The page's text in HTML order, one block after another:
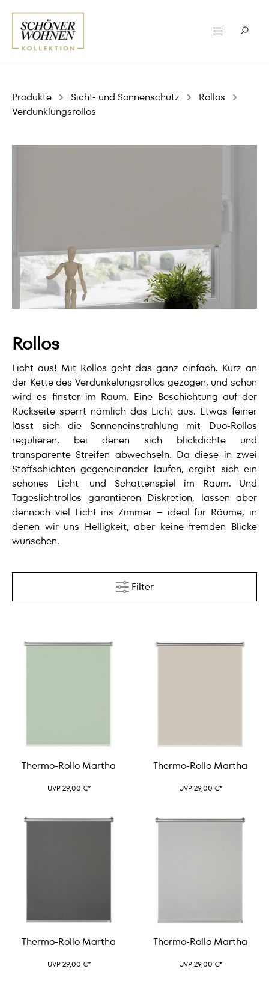
Produkte Sicht- und Sonnenschutz
Rollos
Verdunklungsrollos
Rollos
Licht aus! Mit Rollos geht das ganz einfach. Kurz an
der Kette des Verdunkelungsrollos gezogen, und schon
wird es finster im Raum. Eine Beschichtung auf der
Rückseite sperrt nämlich das Licht aus. Etwas feiner
lässt sich die Sonneneinstrahlung mit Duo-Rollos
regulieren, bei denen sich blickdichte und
transparente Streifen abwechseln. Da diese in zwei
Stoffschichten gegeneinander laufen, ergibt sich ein
schönes Licht- und Schattenspiel im Raum. Und
Tageslichtrollos garantieren Diskretion, lassen aber
dennoch viel Licht ins Zimmer – ideal für Räume, in
denen wir uns Helligkeit, aber keine fremden Blicke
wünschen.
Filter
Thermo-Rollo Martha
UVP 29,00 €*
Thermo-Rollo Martha
UVP 29,00 €*
Thermo-Rollo Martha
UVP 29,00 €*
Thermo-Rollo Martha
UVP 29,00 €*